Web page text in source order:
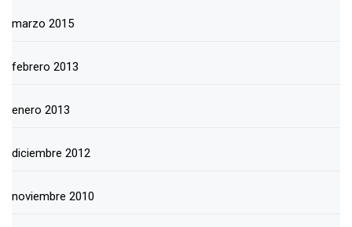
marzo 2015
febrero 2013
enero 2013
diciembre 2012
noviembre 2010